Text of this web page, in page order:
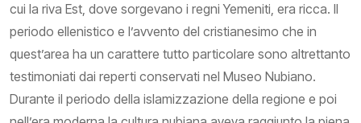
cui la riva Est, dove sorgevano i regni Yemeniti, era ricca. Il
periodo ellenistico e l’avvento del cristianesimo che in
quest’area ha un carattere tutto particolare sono altrettanto
testimoniati dai reperti conservati nel Museo Nubiano.
Durante il periodo della islamizzazione della regione e poi